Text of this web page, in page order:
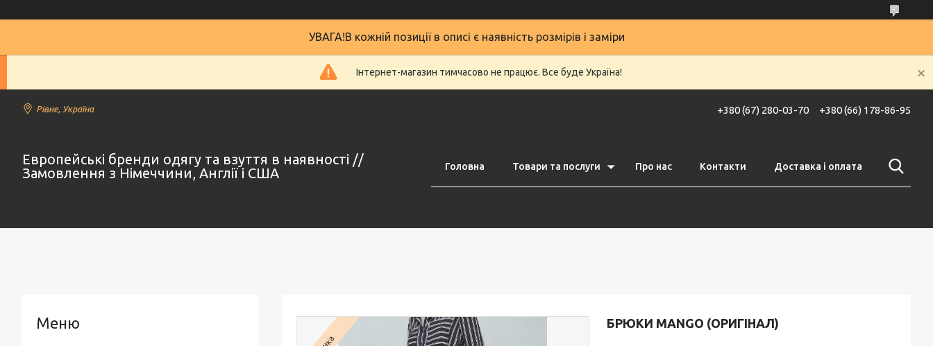
УВАГА!В кожній позиції в описі є наявність розмірів і заміри
Інтернет-магазин тимчасово не працює. Все буде Україна!
Рівне, Україна +380 (67) 280-03-70 +380 (66) 178-86-95
Европейські бренди одягу та взуття в наявності //
Замовлення з Німеччини, Англії і США
Головна Товари та послуги Про нас Контакти Доставка і оплата
БРЮКИ MANGO (ОРИГІНАЛ)